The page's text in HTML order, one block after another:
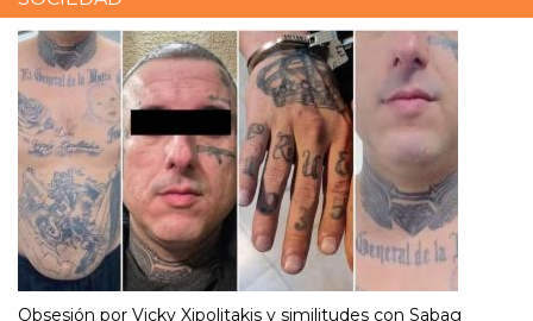
Obsesión por Vicky Xipolitakis y similitudes con Sabag